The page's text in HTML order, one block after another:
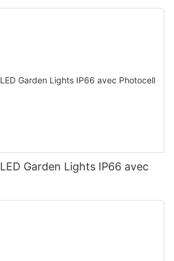
Garden Lights IP66 avec